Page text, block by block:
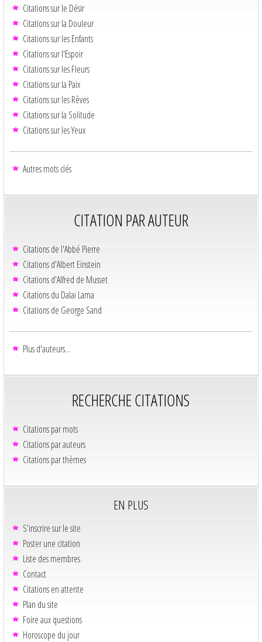
Citations sur le Désir
Citations sur la Douleur
Citations sur les Enfants
Citations sur l'Espoir
Citations sur les Fleurs
Citations sur la Paix
Citations sur les Rêves
Citations sur la Solitude
Citations sur les Yeux
Autres mots clés
CITATION PAR AUTEUR
Citations de l'Abbé Pierre
Citations d'Albert Einstein
Citations d'Alfred de Musset
Citations du Dalaï Lama
Citations de George Sand
Plus d'auteurs...
RECHERCHE CITATIONS
Citations par mots
Citations par auteurs
Citations par thèmes
EN PLUS
S'inscrire sur le site
Poster une citation
Liste des membres
Contact
Citations en attente
Plan du site
Foire aux questions
Horoscope du jour